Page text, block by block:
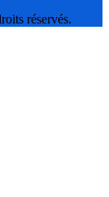
réservés.